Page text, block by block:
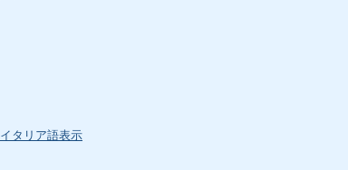
イタリア語表示